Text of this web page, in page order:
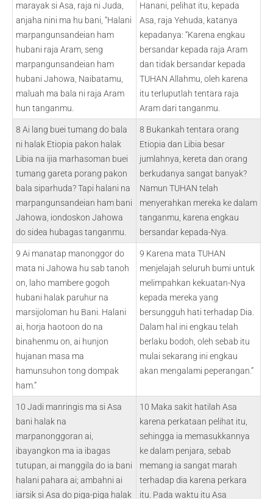
marayak si Asa, raja ni Juda,
anjaha nini ma hu bani, “Halani
marpangunsandeian ham
hubani raja Aram, seng
marpangunsandeian ham
hubani Jahowa, Naibatamu,
maluah ma bala ni raja Aram
hun tanganmu.
Hanani, pelihat itu, kepada
Asa, raja Yehuda, katanya
kepadanya: “Karena engkau
bersandar kepada raja Aram
dan tidak bersandar kepada
TUHAN Allahmu, oleh karena
itu terluputlah tentara raja
Aram dari tanganmu.
8 Ai lang buei tumang do bala
ni halak Etiopia pakon halak
Libia na ijia marhasoman buei
tumang gareta porang pakon
bala siparhuda? Tapi halani na
marpangunsandeian ham bani
Jahowa, iondoskon Jahowa
do sidea hubagas tanganmu.
8 Bukankah tentara orang
Etiopia dan Libia besar
jumlahnya, kereta dan orang
berkudanya sangat banyak?
Namun TUHAN telah
menyerahkan mereka ke dalam
tanganmu, karena engkau
bersandar kepada-Nya.
9 Ai manatap manonggor do
mata ni Jahowa hu sab tanoh
on, laho mambere gogoh
hubani halak paruhur na
marsijoloman hu Bani. Halani
ai, horja haotoon do na
binahenmu on, ai hunjon
hujanan masa ma
hamunsuhon tong dompak
ham.”
9 Karena mata TUHAN
menjelajah seluruh bumi untuk
melimpahkan kekuatan-Nya
kepada mereka yang
bersungguh hati terhadap Dia.
Dalam hal ini engkau telah
berlaku bodoh, oleh sebab itu
mulai sekarang ini engkau
akan mengalami peperangan.”
10 Jadi manringis ma si Asa
bani halak na
marpanonggoran ai,
ibayangkon ma ia ibagas
tutupan, ai manggila do ia bani
halani pahara ai; ambahni ai
iarsik si Asa do piga-piga halak
10 Maka sakit hatilah Asa
karena perkataan pelihat itu,
sehingga ia memasukkannya
ke dalam penjara, sebab
memang ia sangat marah
terhadap dia karena perkara
itu. Pada waktu itu Asa